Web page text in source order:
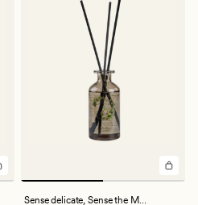
Sense delicate,Sense the Moment